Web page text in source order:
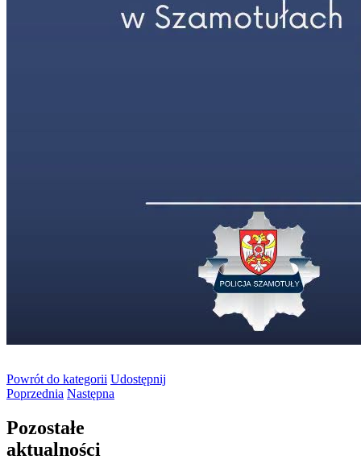
Powrót do kategorii Udostępnij
Poprzednia Następna
Pozostałe
aktualności